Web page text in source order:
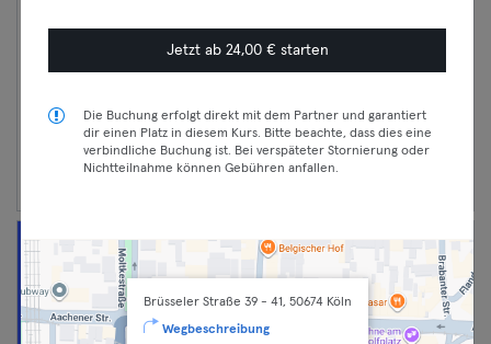
Fitness
Mitte
BECYCLE / BEYOND
Weiter
Jetzt ab 24,00 € starten
Die Buchung erfolgt direkt mit dem Partner und garantiert
dir einen Platz in diesem Kurs. Bitte beachte, dass dies eine
verbindliche Buchung ist. Bei verspäteter Stornierung oder
Nichtteilnahme können Gebühren anfallen.
Brüsseler Straße 39 - 41, 50674 Köln
Wegbeschreibung